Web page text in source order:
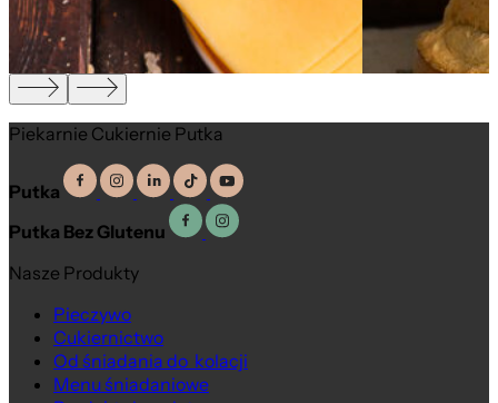
Piekarnie Cukiernie Putka
Putka
Putka Bez Glutenu
Nasze Produkty
Pieczywo
Cukiernictwo
Od śniadania do kolacji
Menu śniadaniowe